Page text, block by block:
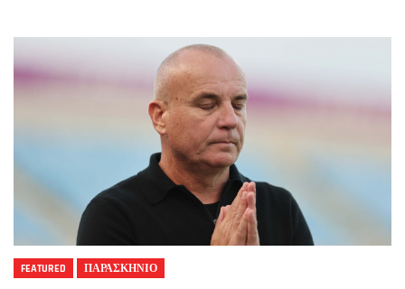
FEATURED ΠΑΡΑΣΚΗΝΙΟ